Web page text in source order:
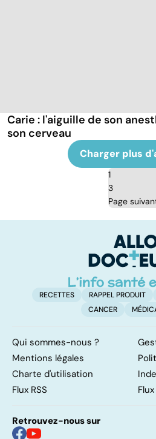
Carie : l'aiguille de son
son cerveau
Charger plus
1
3
Page
RECETTES RAPPEL PRODUIT
CANCER
Qui sommes-nous ?
Mentions légales
Charte d'utilisation
Flux RSS
Retrouvez-nous sur